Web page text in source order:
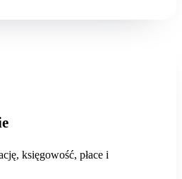
księgowość, płace i